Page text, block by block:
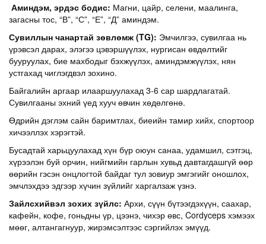
Аминдэм, эрдэс бодис: Магни, цайр, селени, маалинга,
загасны тос, “В”, “С”, “Е”, “Д” аминдэм.
Сувиллын чанартай зөвлөмж (TG): Эмчилгээ, сувилгаа нь
үрэвсэл дарах, элэгээ цэвэршүүлэх, нургисан өвдөлтийг
бууруулах, бие махбодыг бэхжүүлэх, аминдэмжүүлэх, нян
устгахад чиглэгдвэл зохино.
Байгалийн аргаар илааршуулахад 3-6 сар шардлагатай.
Сувилгааны эхний үед хууч өвчин хөдөлгөнө.
Өдрийн дэглэм сайн баримтлах, биеийн тамир хийх, спортоор
хичээллэх хэрэгтэй.
Бусадтай харьцуулахад хүн бүр оюун санаа, удамшил, сэтгэц,
хүрээлэн буй орчин, нийгмийн гарлын хувьд давтагдашгүй өөр
өөрийн гэсэн онцлогтой байдаг тул зовиур эмгэгийг оношлох,
эмчлэхдээ эдгээр хүчин зүйлийг харгалзаж үзнэ.
Зайлсхийвэл зохих зүйлс: Архи, сүүн бүтээгдэхүүн, саахар,
кафейн, кофе, гоньдны үр, цээнэ, чихэр өвс, Cordyceps хэмээх
мөөг, алтангагнуур, жирэмсэлтээс сэргийлэх эмүүд.